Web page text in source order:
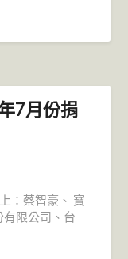
7月份捐
：蔡智豪、 寶
限公司、台